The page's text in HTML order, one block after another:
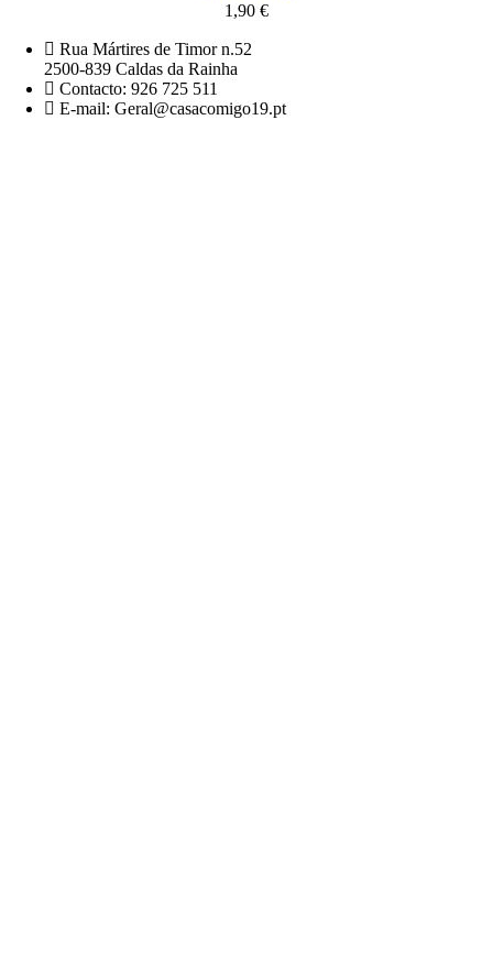
1,90 €
Rua Mártires de Timor n.52
2500-839 Caldas da Rainha
Contacto: 926 725 511
E-mail: Geral@casacomigo19.pt